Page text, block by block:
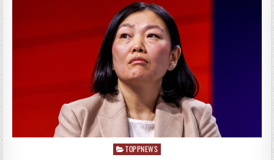
Posted
TOPPNEWS